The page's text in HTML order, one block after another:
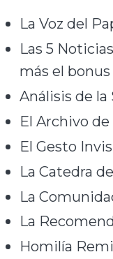
La Voz del
Las 5
más el bonus
Análisis de la
El Archivo de
El Gesto
La Catedra
La
La
Homilía